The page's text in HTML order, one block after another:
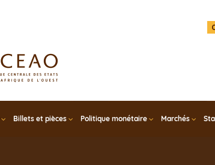
Billets et pièces Politique monétaire Marchés